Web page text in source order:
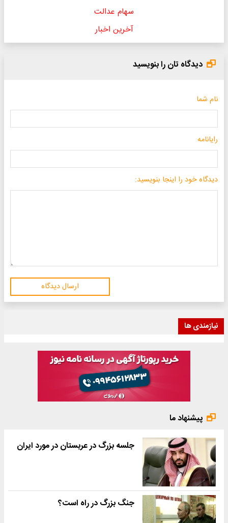
سهام عدالت
آخرین اخبار
دیدگاه تان را بنویسید
نام شما
رایانامه
دیدگاه خود را اینجا بنویسید:
ارسال دیدگاه
نیازمندی ها
پیشنهاد ما
جلسه بزرگ در عربستان در مورد ایران
جنگ بزرگ در راه است؟